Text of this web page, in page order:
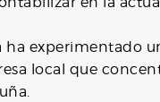
ha experimentado
local que